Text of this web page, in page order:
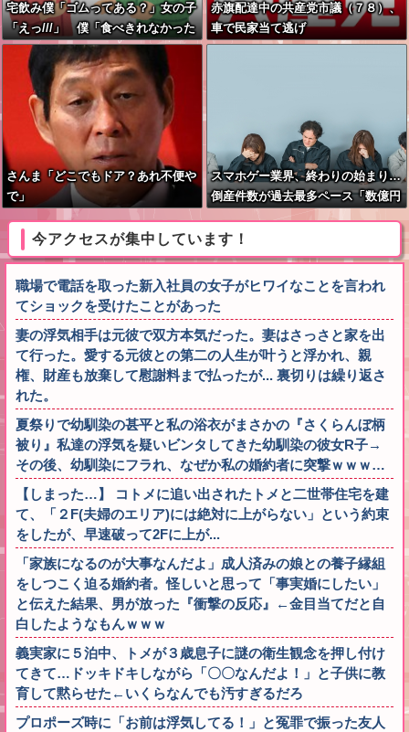
宅飲み僕「ゴムってある？」女の子
「えっ///」 僕「食べきれなかった
お菓子輪ゴムで縛りたくて」女の子
「⋯あ、そ、そっか///」
赤旗配達中の共産党市議（７８）、
車で民家当て逃げ
さんま「どこでもドア？あれ不便や
で」
スマホゲー業界、終わりの始まり…
倒産件数が過去最多ペース「数億円
今アクセスが集中しています！
職場で電話を取った新入社員の女子がヒワイなことを言われ
てショックを受けたことがあった
妻の浮気相手は元彼で双方本気だった。妻はさっさと家を出
て行った。愛する元彼との第二の人生が叶うと浮かれ、親
権、財産も放棄して慰謝料まで払ったが... 裏切りは繰り返さ
れた。
夏祭りで幼馴染の甚平と私の浴衣がまさかの『さくらんぼ柄
被り』私達の浮気を疑いビンタしてきた幼馴染の彼女R子→
その後、幼馴染にフラれ、なぜか私の婚約者に突撃ｗｗｗ…
【しまった…】 コトメに追い出されたトメと二世帯住宅を建
て、「２F(夫婦のエリア)には絶対に上がらない」という約束
をしたが、早速破って2Fに上が...
「家族になるのが大事なんだよ」成人済みの娘との養子縁組
をしつこく迫る婚約者。怪しいと思って「事実婚にしたい」
と伝えた結果、男が放った『衝撃の反応』←金目当てだと自
白したようなもんｗｗｗ
義実家に５泊中、トメが３歳息子に謎の衛生観念を押し付け
てきて…ドッキドキしながら「〇〇なんだよ！」と子供に教
育して黙らせた←いくらなんでも汚すぎるだろ
プロポーズ時に「お前は浮気してる！」と冤罪で振った友人